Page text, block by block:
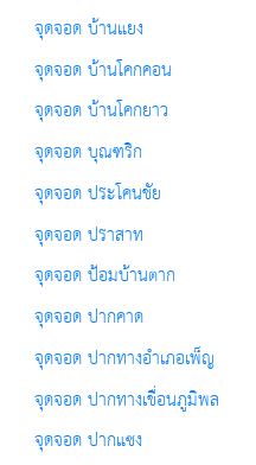
จุดจอด บ้านแยง
จุดจอด บ้านโคกคอน
จุดจอด บ้านโคกยาว
จุดจอด บุณฑริก
จุดจอด ประโคนชัย
จุดจอด ปราสาท
จุดจอด ป้อมบ้านตาก
จุดจอด ปากคาด
จุดจอด ปากทางอำเภอเพ็ญ
จุดจอด ปากทางเขื่อนภูมิพล
จุดจอด ปากแซง